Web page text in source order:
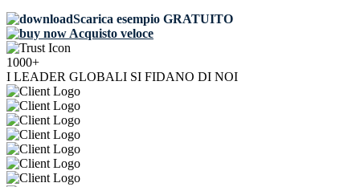
Scarica esempio GRATUITO
Acquisto veloce
1000+
I LEADER GLOBALI SI FIDANO DI NOI